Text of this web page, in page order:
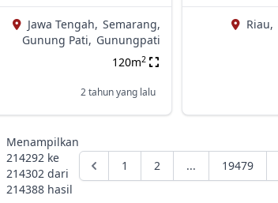
Jawa Tengah, Semarang,
Gunung Pati, Gunungpati
120m2
2 tahun yang lalu
Riau,
Menampilkan
214292 ke
214302 dari
214388 hasil
1 2 ... 19479